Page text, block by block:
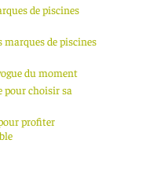
de piscines
marques de piscines
du moment
pour choisir sa
profiter